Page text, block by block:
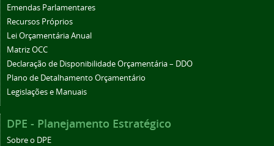
Emendas Parlamentares
Recursos Próprios
Lei Orçamentária Anual
Matriz OCC
Declaração de Disponibilidade Orçamentária – DDO
Plano de Detalhamento Orçamentário
Legislações e Manuais
DPE - Planejamento Estratégico
Sobre o DPE